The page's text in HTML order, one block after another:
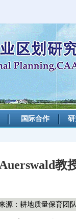
国际合作
教
源：耕地质量保育团队